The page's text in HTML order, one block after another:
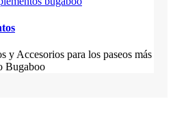
y Accesorios para los paseos más
Bugaboo